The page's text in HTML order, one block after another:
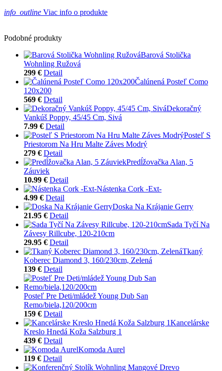
info_outline Viac info o produkte
Podobné produkty
Barová Stolička
Wohnling Ružová
299 € Detail
Čalúnená Posteľ Como
120x200
569 € Detail
Dekoračný
Vankúš Poppy, 45/45 Cm, Sivá
7.99 € Detail
Posteľ S
Priestorom Na Hru Malte Záves Modrý
279 € Detail
Predĺžovačka Alan, 5
Záuviek
10.99 € Detail
Nástenka Cork -Ext-
4.99 € Detail
Doska Na Krájanie Gerry
21.95 € Detail
Sada Tyčí Na
Závesy Rillcube, 120-210cm
29.95 € Detail
Tkaný
Koberec Diamond 3, 160/230cm, Zelená
139 € Detail
Posteľ Pre Deti/mládež Young Dub San
Remo/biela,120/200cm
159 € Detail
Kancelárske
Kreslo Hnedá Koža Salzburg 1
439 € Detail
Komoda Aurel
119 € Detail